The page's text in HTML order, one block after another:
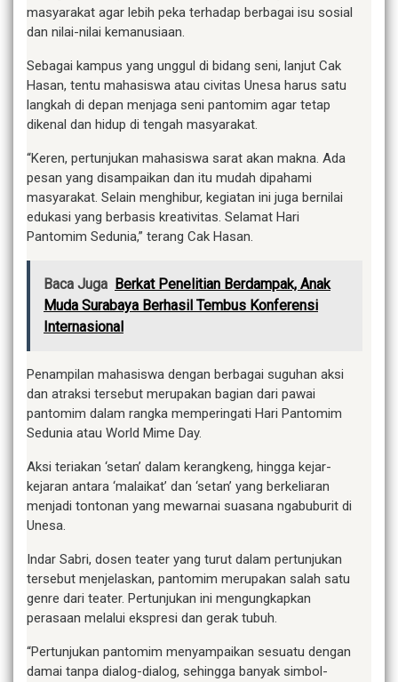
masyarakat agar lebih peka terhadap berbagai isu sosial
dan nilai-nilai kemanusiaan.
Sebagai kampus yang unggul di bidang seni, lanjut Cak
Hasan, tentu mahasiswa atau civitas Unesa harus satu
langkah di depan menjaga seni pantomim agar tetap
dikenal dan hidup di tengah masyarakat.
“Keren, pertunjukan mahasiswa sarat akan makna. Ada
pesan yang disampaikan dan itu mudah dipahami
masyarakat. Selain menghibur, kegiatan ini juga bernilai
edukasi yang berbasis kreativitas. Selamat Hari
Pantomim Sedunia,” terang Cak Hasan.
Baca Juga Berkat Penelitian Berdampak, Anak
Muda Surabaya Berhasil Tembus Konferensi
Internasional
Penampilan mahasiswa dengan berbagai suguhan aksi
dan atraksi tersebut merupakan bagian dari pawai
pantomim dalam rangka memperingati Hari Pantomim
Sedunia atau World Mime Day.
Aksi teriakan ‘setan’ dalam kerangkeng, hingga kejar-
kejaran antara ‘malaikat’ dan ‘setan’ yang berkeliaran
menjadi tontonan yang mewarnai suasana ngabuburit di
Unesa.
Indar Sabri, dosen teater yang turut dalam pertunjukan
tersebut menjelaskan, pantomim merupakan salah satu
genre dari teater. Pertunjukan ini mengungkapkan
perasaan melalui ekspresi dan gerak tubuh.
“Pertunjukan pantomim menyampaikan sesuatu dengan
damai tanpa dialog-dialog, sehingga banyak simbol-